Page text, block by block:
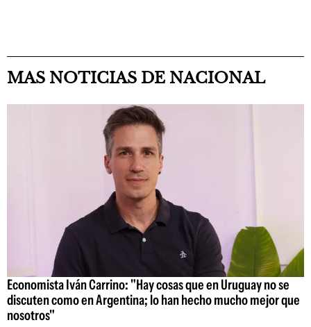
MAS NOTICIAS DE NACIONAL
Economista Iván Carrino: "Hay cosas que en Uruguay no se
discuten como en Argentina; lo han hecho mucho mejor que
nosotros"